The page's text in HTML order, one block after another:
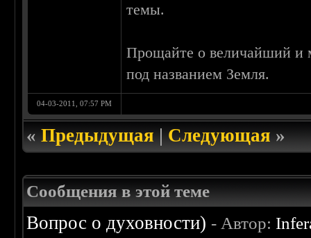
темы.
Прощайте о величайший и
под названием Земля.
04-03-2011, 07:57 PM
«Предыдущая|Следующая»
Сообщения в этой теме
Вопрос о духовности) - Автор: